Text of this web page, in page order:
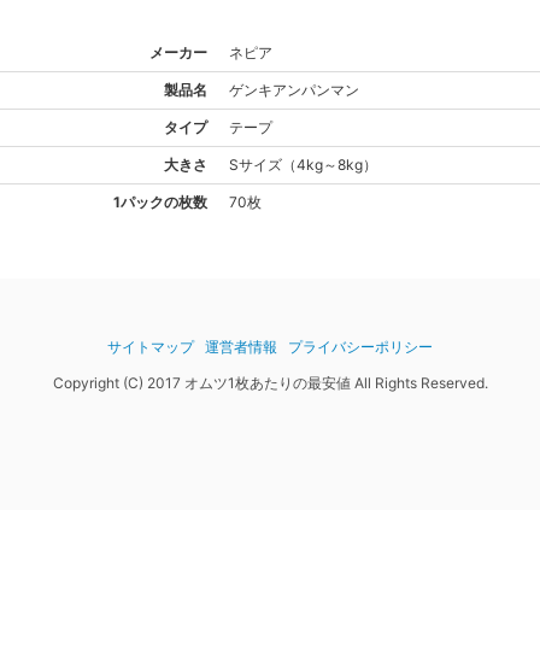
メーカー ネピア
製品名 ゲンキアンパンマン
タイプ テープ
大きさ Sサイズ （4kg～8kg）
1パックの枚数 70枚
サイトマップ 運営者情報
プライバシーポリシー
Copyright (C) 2017 オムツ1枚あたりの最安値 All Rights Reserved.